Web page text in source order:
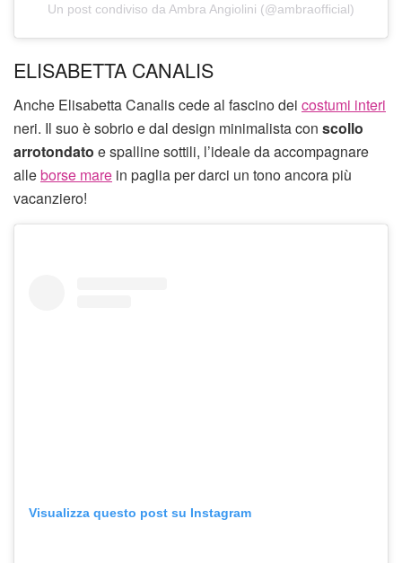
Un post condiviso da Ambra Angiolini (@ambraofficial)
ELISABETTA CANALIS
Anche Elisabetta Canalis cede al fascino dei costumi interi
neri. Il suo è sobrio e dal design minimalista con scollo
arrotondato e spalline sottili, l’ideale da accompagnare
alleborse mare in paglia per darci un tono ancora più
vacanziero!
Visualizza questo post su Instagram